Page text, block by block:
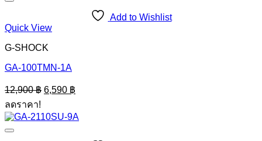
Add to Wishlist
Quick View
G-SHOCK
GA-100TMN-1A
12,900฿ Original
price
12,900 ฿.
6,590 ฿
price
6,590 ฿.
ลดราคา!